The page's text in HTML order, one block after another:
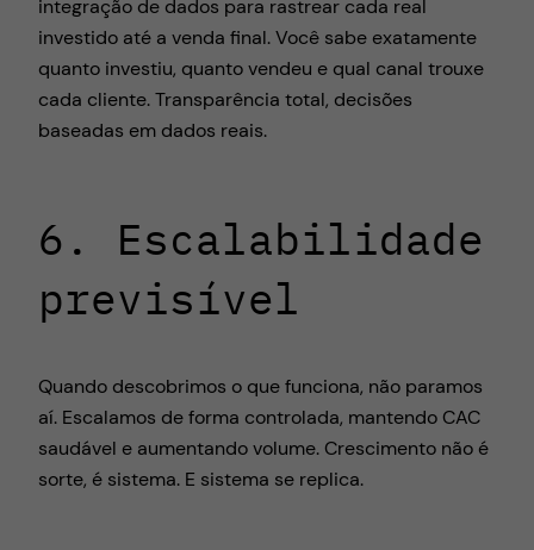
integração de dados para rastrear cada real
investido até a venda final. Você sabe exatamente
quanto investiu, quanto vendeu e qual canal trouxe
cada cliente. Transparência total, decisões
baseadas em dados reais.
6. Escalabilidade
previsível
Quando descobrimos o que funciona, não paramos
aí. Escalamos de forma controlada, mantendo CAC
saudável e aumentando volume. Crescimento não é
sorte, é sistema. E sistema se replica.